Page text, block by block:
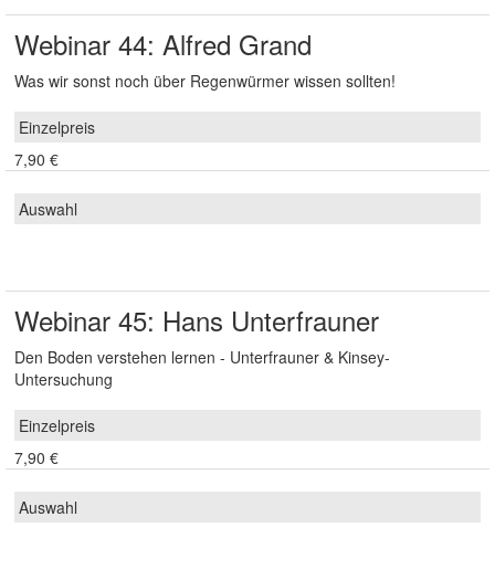
Webinar 44: Alfred Grand
Was wir sonst noch über Regenwürmer wissen sollten!
7,90 €
Webinar 45: Hans Unterfrauner
Den Boden verstehen lernen - Unterfrauner & Kinsey-
Untersuchung
7,90 €